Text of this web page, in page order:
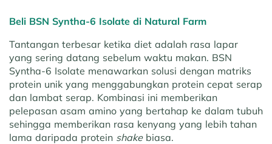
Beli BSN Syntha-6 Isolate di Natural Farm
Tantangan terbesar ketika diet adalah rasa lapar
yang sering datang sebelum waktu makan. BSN
Syntha-6 Isolate menawarkan solusi dengan matriks
protein unik yang menggabungkan protein cepat serap
dan lambat serap. Kombinasi ini memberikan
pelepasan asam amino yang bertahap ke dalam tubuh
sehingga memberikan rasa kenyang yang lebih tahan
lama daripada protein shakebiasa.